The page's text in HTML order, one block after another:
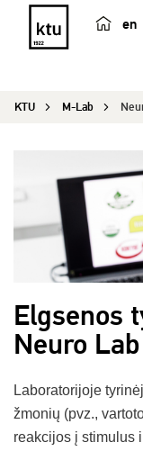
en
e
KTU M-Lab
Elgsenos
Neuro Lab
Laboratorijoje
žmonių (pvz.,
reakcijos į stimulus